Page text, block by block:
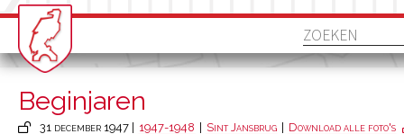
Beginjaren
31 december 1947 | 1947-1948 Sint Jansbrug Download alle foto's